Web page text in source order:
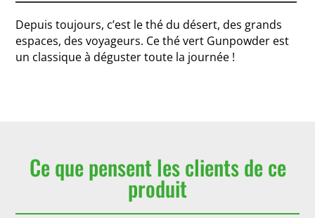
Depuis toujours, c’est le thé du désert, des grands
espaces, des voyageurs. Ce thé vert Gunpowder est
un classique à déguster toute la journée !
Ce que pensent les clients de ce
produit